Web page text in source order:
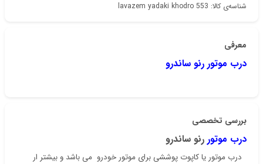
شناسه‌ی کالا: lavazem yadaki khodro 553
معرفی
درب موتور رنو ساندرو
بررسی تخصصی
درب موتور رنو ساندرو
درب موتور یا کاپوت‌ پوششی برای موتور خودرو می باشد و بیشتر ار